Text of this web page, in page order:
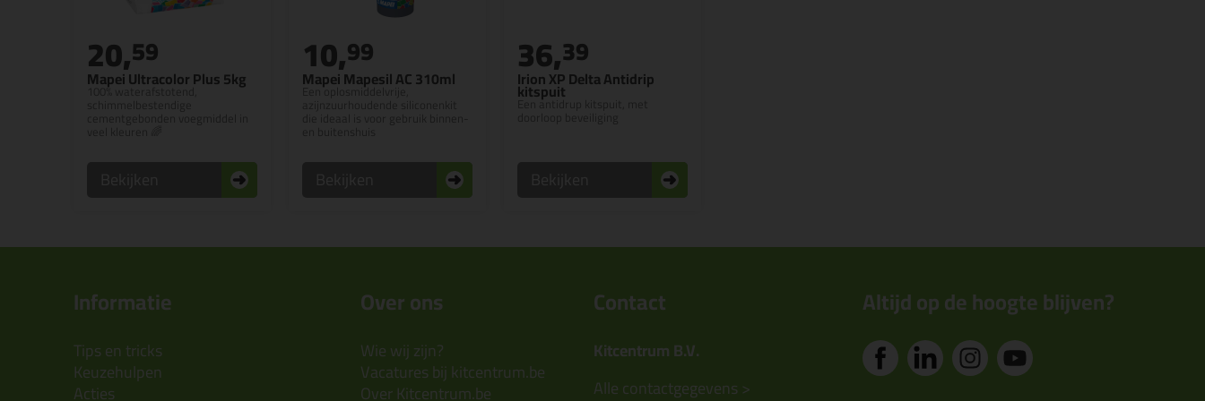
Mapei Ultracolor Plus 5kg
100% waterafstotend,
20,59
Mapei Mapesil AC 310ml
Een oplosmiddelvrije,
10,99
Irion XP Delta Antidrip
kitspuit
Een antidrup kitspuit, met
36,39
Informatie
Tips en tricks
Keuzehulpen
Acties
Over ons
Wie wij zijn?
Vacatures bij kitcentrum.be
Over Kitcentrum.be
Contact
Kitcentrum B.V.
Alle contactgegevens >
Altijd op de hoogte blijven?